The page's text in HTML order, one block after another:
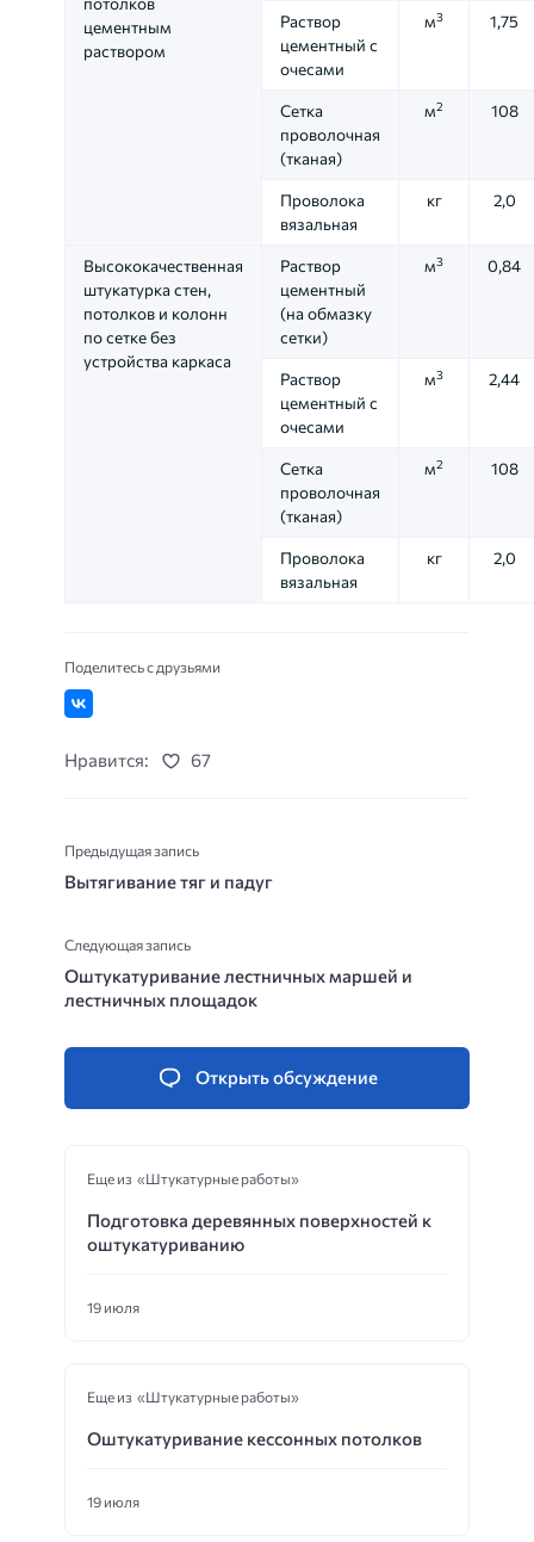
цементным
раствором
Раствор
цементный с
очесами
м3 1,75
Сетка
проволочная
(тканая)
м2 108
Проволока
вязальная
кг 2,0
Высококачественная
штукатурка стен,
потолков и колонн
по сетке без
устройства каркаса
Раствор
цементный
(на обмазку
сетки)
м3 0,84
Раствор
цементный с
очесами
м3 2,44
Сетка
проволочная
(тканая)
м2 108
Проволока
вязальная
кг 2,0
Поделитесь с друзьями
Нравится: 67
Предыдущая запись
Вытягивание тяг и падуг
Следующая запись
Оштукатуривание лестничных маршей и
лестничных площадок
Открыть обсуждение
Еще из «Штукатурные работы»
Подготовка деревянных поверхностей к
оштукатуриванию
19 июля
Еще из «Штукатурные работы»
Оштукатуривание кессонных потолков
19 июля